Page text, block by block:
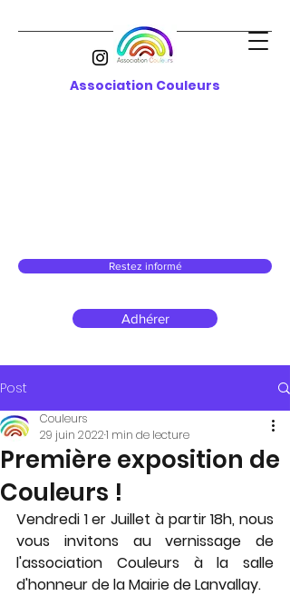
Association Couleurs
Restez informé
Adhérer
Post
Première exposition de
Couleurs !
Couleurs
29 juin 20221 min de lecture
Vendredi 1 er Juillet à partir 18h, nous
vous invitons au vernissage de
l'association Couleurs à la salle
d'honneur de la Mairie de Lanvallay.